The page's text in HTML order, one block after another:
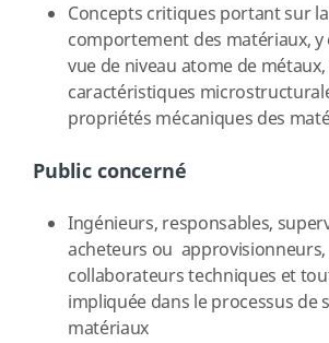
Concepts critiques portant sur
comportement des matériaux,
vue de niveau atome de
caractéristiques
propriétés mécaniques des
Public concerné
Ingénieurs, responsables,
acheteurs ou approvisionneurs,
collaborateurs techniques et
impliquée dans le processus de
matériaux